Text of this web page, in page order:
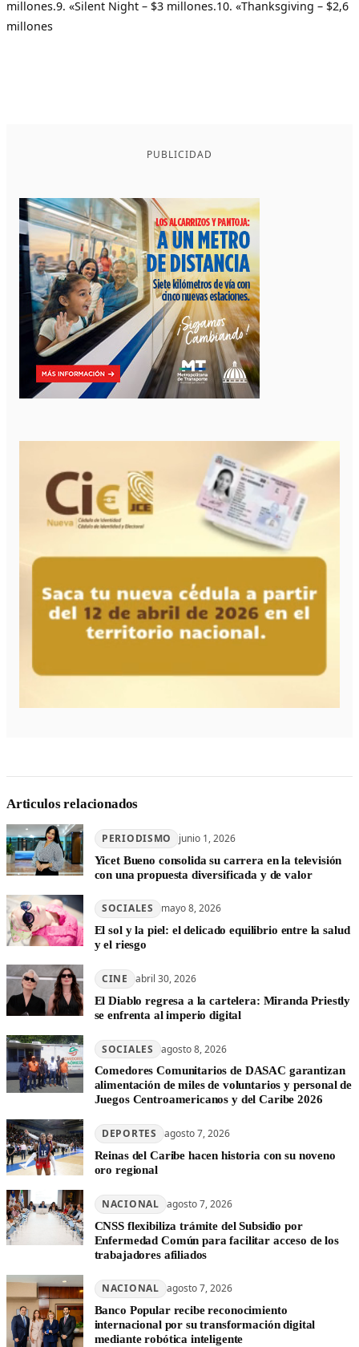
millones.9. «Silent Night – $3 millones.10. «Thanksgiving – $2,6
millones
PUBLICIDAD
Articulos relacionados
PERIODISMO junio 1, 2026
Yicet Bueno consolida su carrera en la televisión
con una propuesta diversificada y de valor
SOCIALES mayo 8, 2026
El sol y la piel: el delicado equilibrio entre la salud
y el riesgo
CINE abril 30, 2026
El Diablo regresa a la cartelera: Miranda Priestly
se enfrenta al imperio digital
SOCIALES agosto 8, 2026
Comedores Comunitarios de DASAC garantizan
alimentación de miles de voluntarios y personal de
Juegos Centroamericanos y del Caribe 2026
DEPORTES agosto 7, 2026
Reinas del Caribe hacen historia con su noveno
oro regional
NACIONAL agosto 7, 2026
CNSS flexibiliza trámite del Subsidio por
Enfermedad Común para facilitar acceso de los
trabajadores afiliados
NACIONAL agosto 7, 2026
Banco Popular recibe reconocimiento
internacional por su transformación digital
mediante robótica inteligente